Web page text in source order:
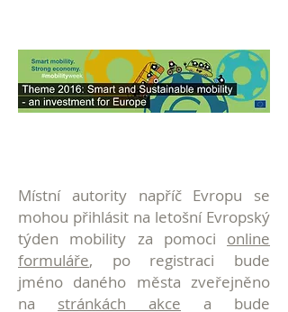
Místní autority napříč Evropu se
mohou přihlásit na letošní Evropský
týden mobility za pomoci online
formuláře, po registraci bude
jméno daného města zveřejněno
na stránkách akce a bude